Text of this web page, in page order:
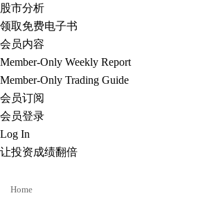
股市分析
领取免费电子书
会员内容
Member-Only Weekly Report
Member-Only Trading Guide
会员订阅
会员登录
Log In
让投资成绩翻倍
Home